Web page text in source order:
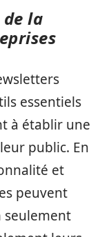
la
essentiels
à établir une
public. En
et
peuvent
seulement